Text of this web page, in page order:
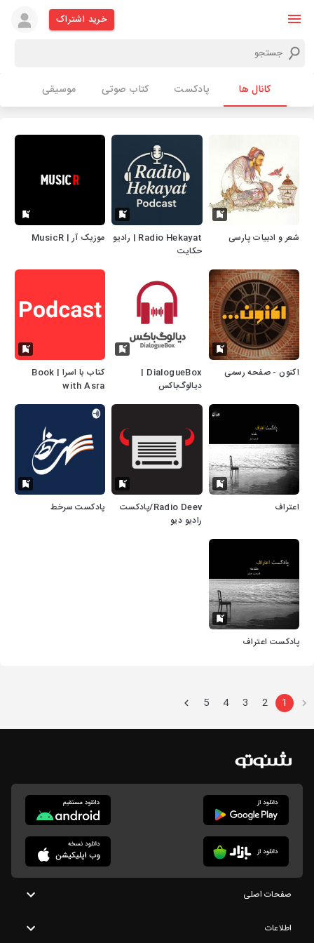
خرید اشتراک
کانال ها پادکست کتاب صوتی موسیقی
شعر و ادبیات پارسی
Radio Hekayat | رادیو
حکایت
موزیک آر | MusicR
اکنون - صفحه رسمی
DialogueBox |
دیالوگ‌باکس
کتاب با اسرا | Book
with Asra
اعتراف
Radio Deev/پادکست
رادیو دیو
پادکست سرخط
پادکست اعتراف
1
2
3
4
5
صفحات اصلی
اطلاعات